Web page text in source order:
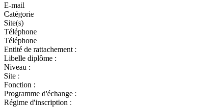
E-mail
Catégorie
Site(s)
Téléphone
Téléphone
Entité de rattachement :
Libelle diplôme :
Niveau :
Site :
Fonction :
Programme d'échange :
Régime d'inscription :